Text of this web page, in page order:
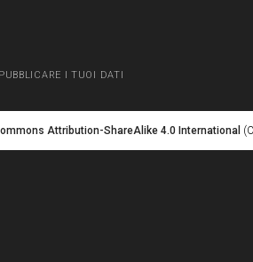
I TUOI DATI
Attribution-ShareAlike 4.0 International